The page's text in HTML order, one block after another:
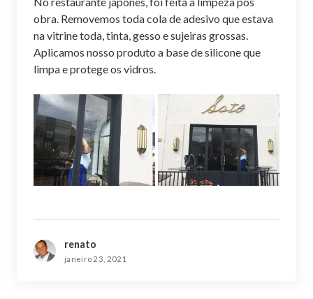
obra. Removemos toda cola de adesivo que estava
na vitrine toda, tinta, gesso e sujeiras grossas.
Aplicamos nosso produto a base de silicone que
limpa e protege os vidros.
renato
janeiro 23, 2021